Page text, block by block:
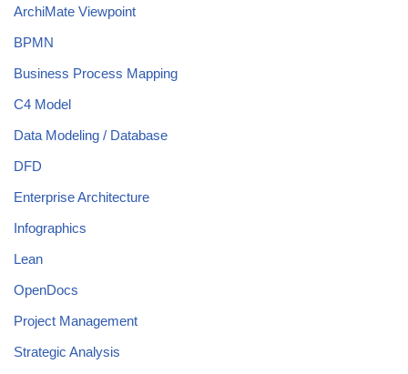
ArchiMate Viewpoint
BPMN
Business Process Mapping
C4 Model
Data Modeling / Database
DFD
Enterprise Architecture
Infographics
Lean
OpenDocs
Project Management
Strategic Analysis